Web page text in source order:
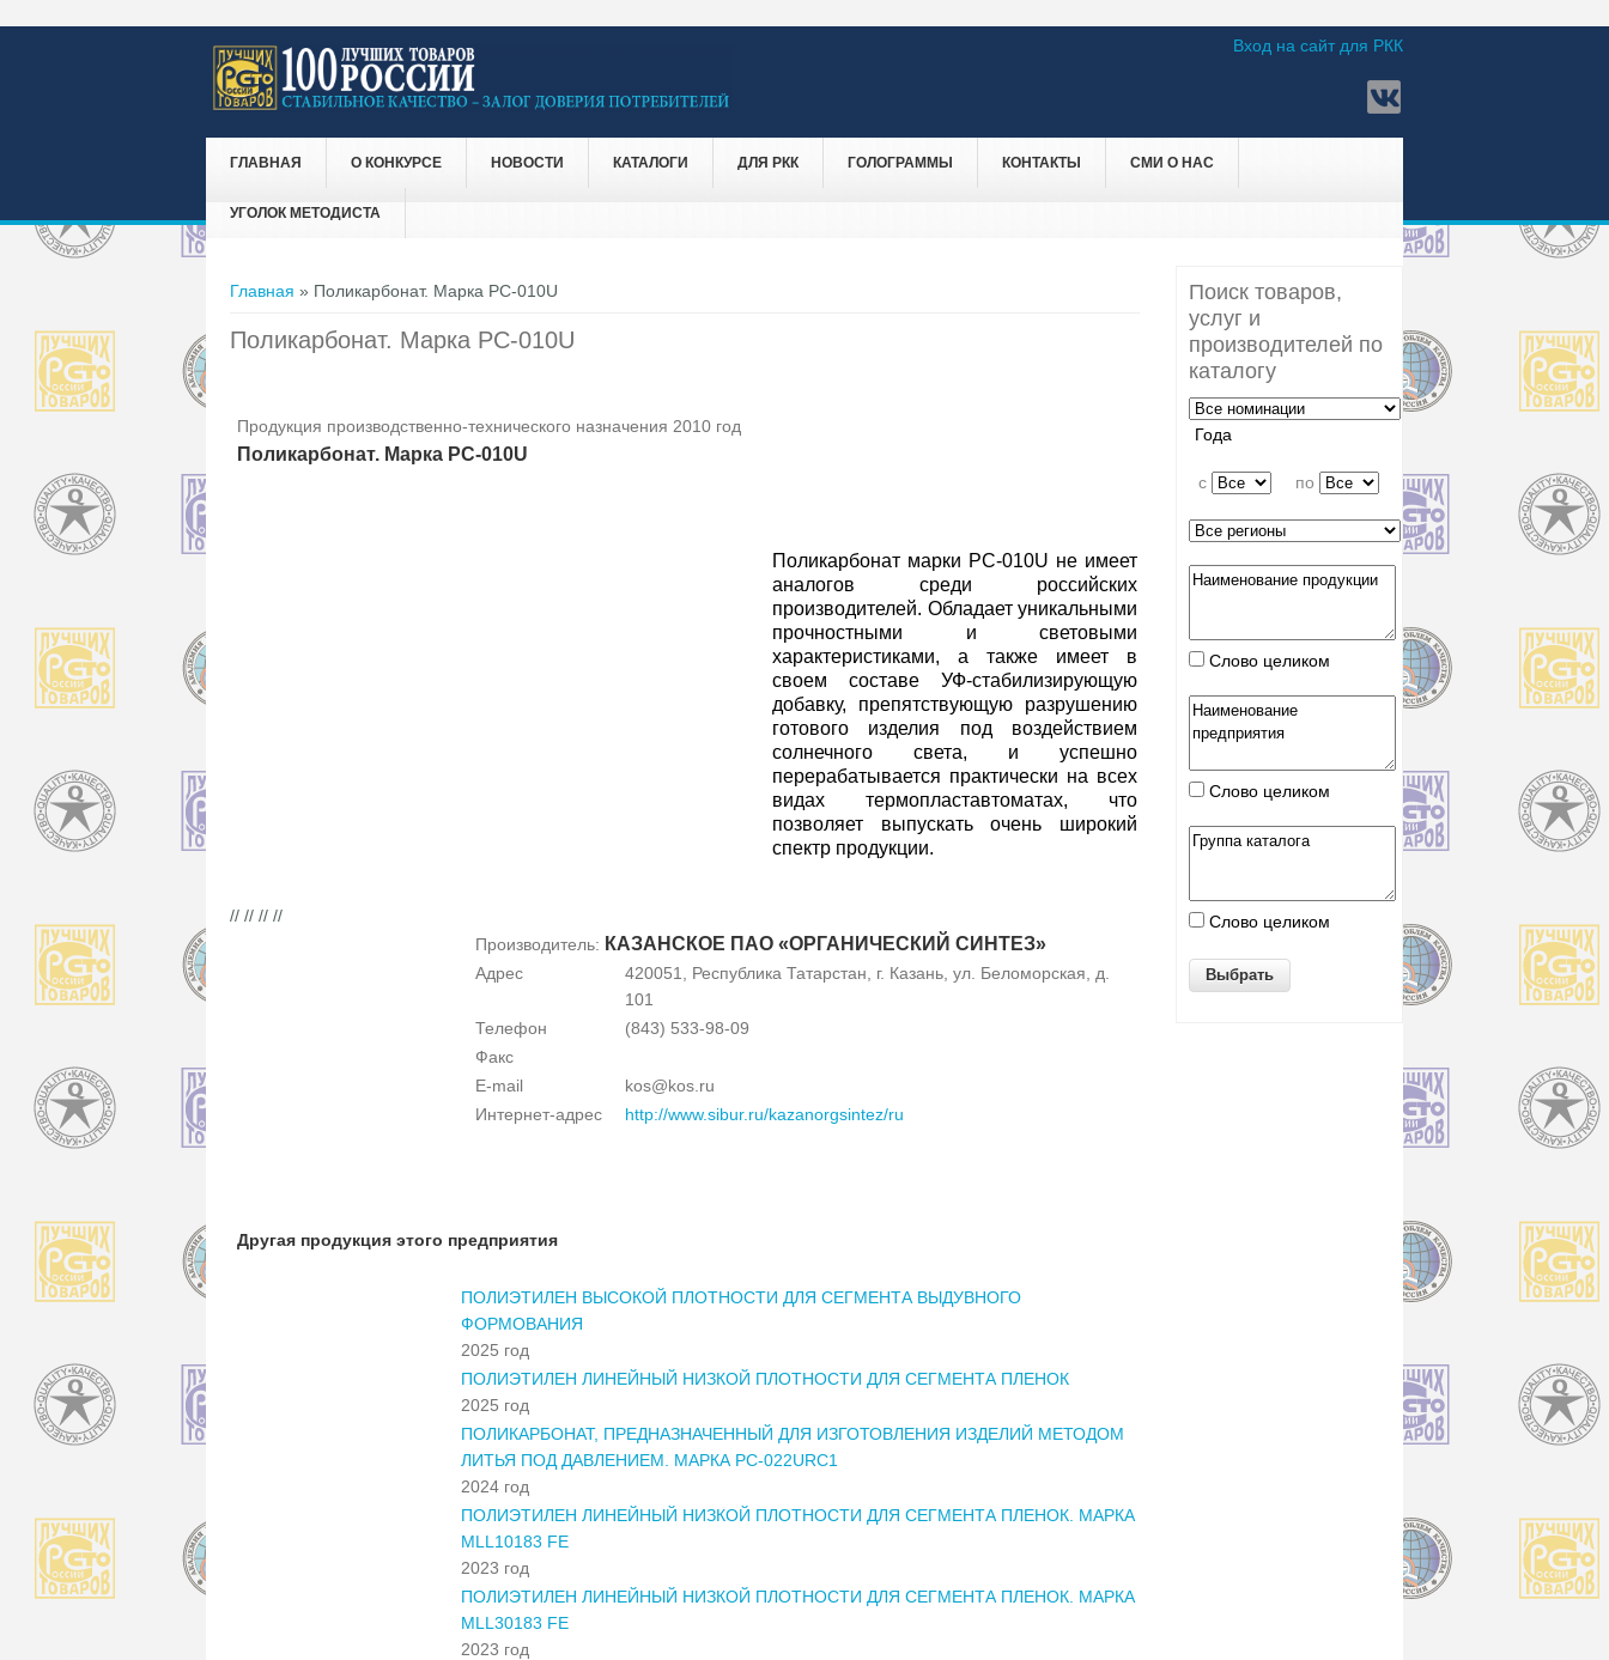
Вход на сайт для РКК
ГЛАВНАЯ О КОНКУРСЕ НОВОСТИ КАТАЛОГИ ДЛЯ РКК ГОЛОГРАММЫ КОНТАКТЫ СМИ О НАС
УГОЛОК МЕТОДИСТА
Вы здесь
Главная » Поликарбонат. Марка PC-010U
Поликарбонат. Марка PC-010U
Продукция производственно-технического назначения 2010 год
Поликарбонат. Марка PC-010U
Поликарбонат марки РС-010U не имеет
аналогов среди российских
производителей. Обладает уникальными
прочностными и световыми
характеристиками, а также имеет в
своем составе УФ-стабилизирующую
добавку, препятствующую разрушению
готового изделия под воздействием
солнечного света, и успешно
перерабатывается практически на всех
видах термопластавтоматах, что
позволяет выпускать очень широкий
спектр продукции.
// // // //
Производитель: КАЗАНСКОЕ ПАО «ОРГАНИЧЕСКИЙ СИНТЕЗ»
Адрес
420051, Республика Татарстан, г. Казань, ул. Беломорская, д.
101
Телефон
(843) 533-98-09
Факс
E-mail
kos@kos.ru
Интернет-адрес
http://www.sibur.ru/kazanorgsintez/ru
Другая продукция этого предприятия
ПОЛИЭТИЛЕН ВЫСОКОЙ ПЛОТНОСТИ ДЛЯ СЕГМЕНТА ВЫДУВНОГО
ФОРМОВАНИЯ
2025 год
ПОЛИЭТИЛЕН ЛИНЕЙНЫЙ НИЗКОЙ ПЛОТНОСТИ ДЛЯ СЕГМЕНТА ПЛЕНОК
2025 год
ПОЛИКАРБОНАТ, ПРЕДНАЗНАЧЕННЫЙ ДЛЯ ИЗГОТОВЛЕНИЯ ИЗДЕЛИЙ МЕТОДОМ
ЛИТЬЯ ПОД ДАВЛЕНИЕМ. МАРКА PC-022URC1
2024 год
ПОЛИЭТИЛЕН ЛИНЕЙНЫЙ НИЗКОЙ ПЛОТНОСТИ ДЛЯ СЕГМЕНТА ПЛЕНОК. МАРКА
MLL10183 FE
2023 год
ПОЛИЭТИЛЕН ЛИНЕЙНЫЙ НИЗКОЙ ПЛОТНОСТИ ДЛЯ СЕГМЕНТА ПЛЕНОК. МАРКА
MLL30183 FE
2023 год
Поиск товаров,
услуг и
производителей по
каталогу
Года
c по
Слово целиком
Слово целиком
Слово целиком